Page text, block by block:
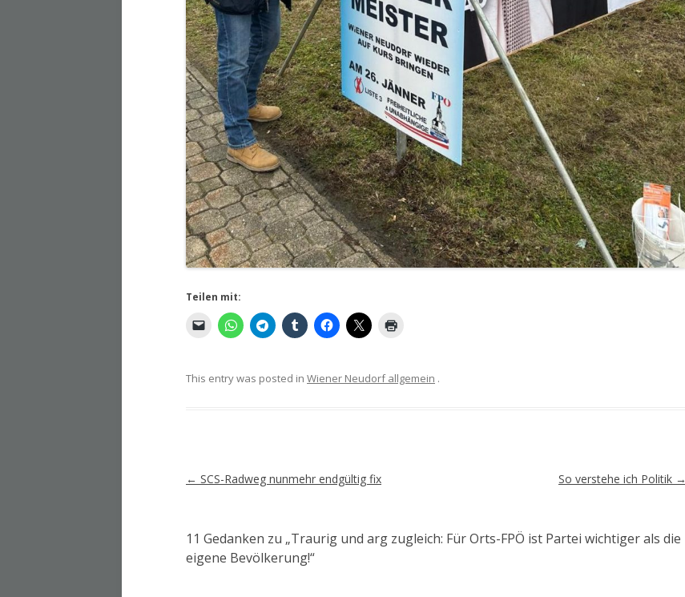
Teilen mit:
This entry was posted in Wiener Neudorf allgemein .
Artikel-
← SCS-Radweg nunmehr endgültig fix So verstehe ich Politik →
11 Gedanken zu „Traurig und arg zugleich: Für Orts-FPÖ ist Partei wichtiger als die
eigene Bevölkerung!“